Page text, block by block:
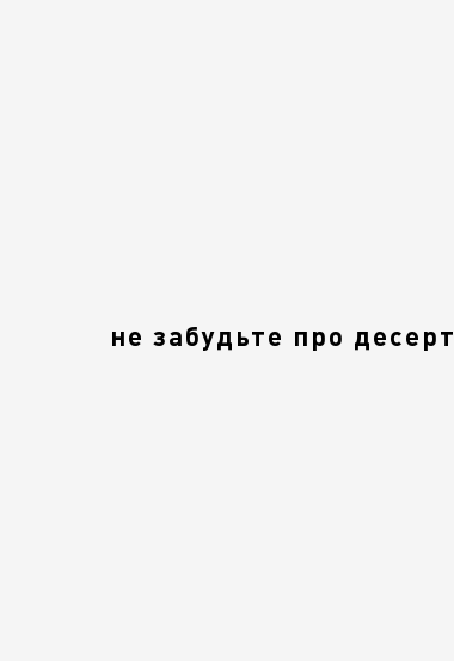
не забудьте про десерт